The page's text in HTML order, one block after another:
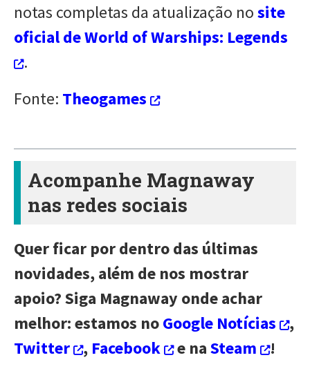
notas completas da atualização nosite
oficial de World of Warships: Legends
.
Fonte: Theogames
Acompanhe Magnaway
nas redes sociais
Quer ficar por dentro das últimas
novidades, além de nos mostrar
apoio? Siga Magnaway onde achar
melhor: estamos noGoogle Notícias
,
Twitter
, Facebook e naSteam !